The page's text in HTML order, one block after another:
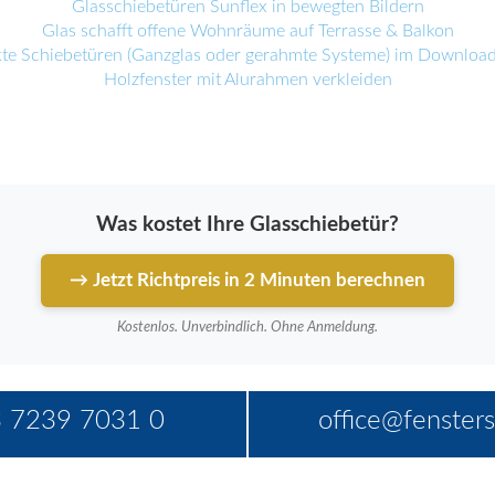
Glasschiebetüren Sunflex in bewegten Bildern
Glas schafft offene Wohnräume auf Terrasse & Balkon
Schiebetüren (Ganzglas oder gerahmte Systeme) im
Holzfenster mit Alurahmen verkleiden
Was kostet Ihre Glasschiebetür?
→ Jetzt Richtpreis in 2 Minuten berechnen
Kostenlos. Unverbindlich. Ohne Anmeldung.
7239 7031 0